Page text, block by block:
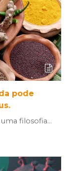
pode
filosofia…